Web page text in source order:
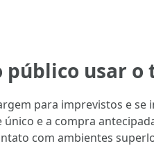
público usar
para imprevistos e
e a compra
com ambientes